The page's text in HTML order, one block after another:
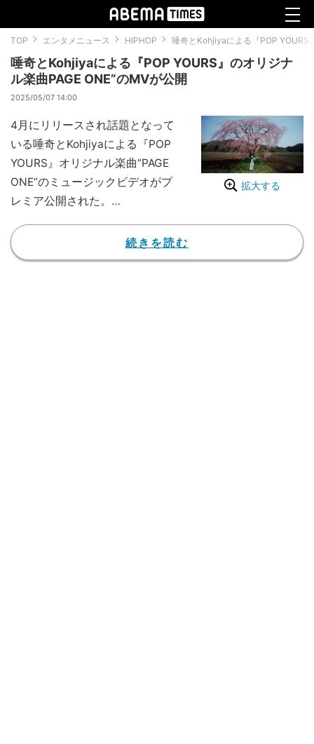
TOP エンタメニュース HIPHOP 唾奇とKohjiyaによる『POP YOURS
唾奇とKohjiyaによる『POP YOURS』のオリジナ
ル楽曲PAGE ONE”のMVが公開
2025/05/07 14:00
拡大する
4月にリリースされ話題となって
いる唾奇とKohjiyaによる『POP
YOURS』オリジナル楽曲”PAGE
ONE”のミュージックビデオがプ
レミア公開された。
AGE ONE (Music Video) スターダ
ムを駆け巡る中での出会いや別
続きを読む